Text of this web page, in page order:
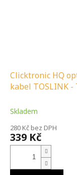
Clicktronic HQ
kabel TOSLINK -
redukcí na 3.5
Skladem
280 Kč bez DPH
339 Kč